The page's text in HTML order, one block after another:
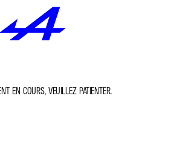
EN COURS, VEUILLEZ PATIENTER.